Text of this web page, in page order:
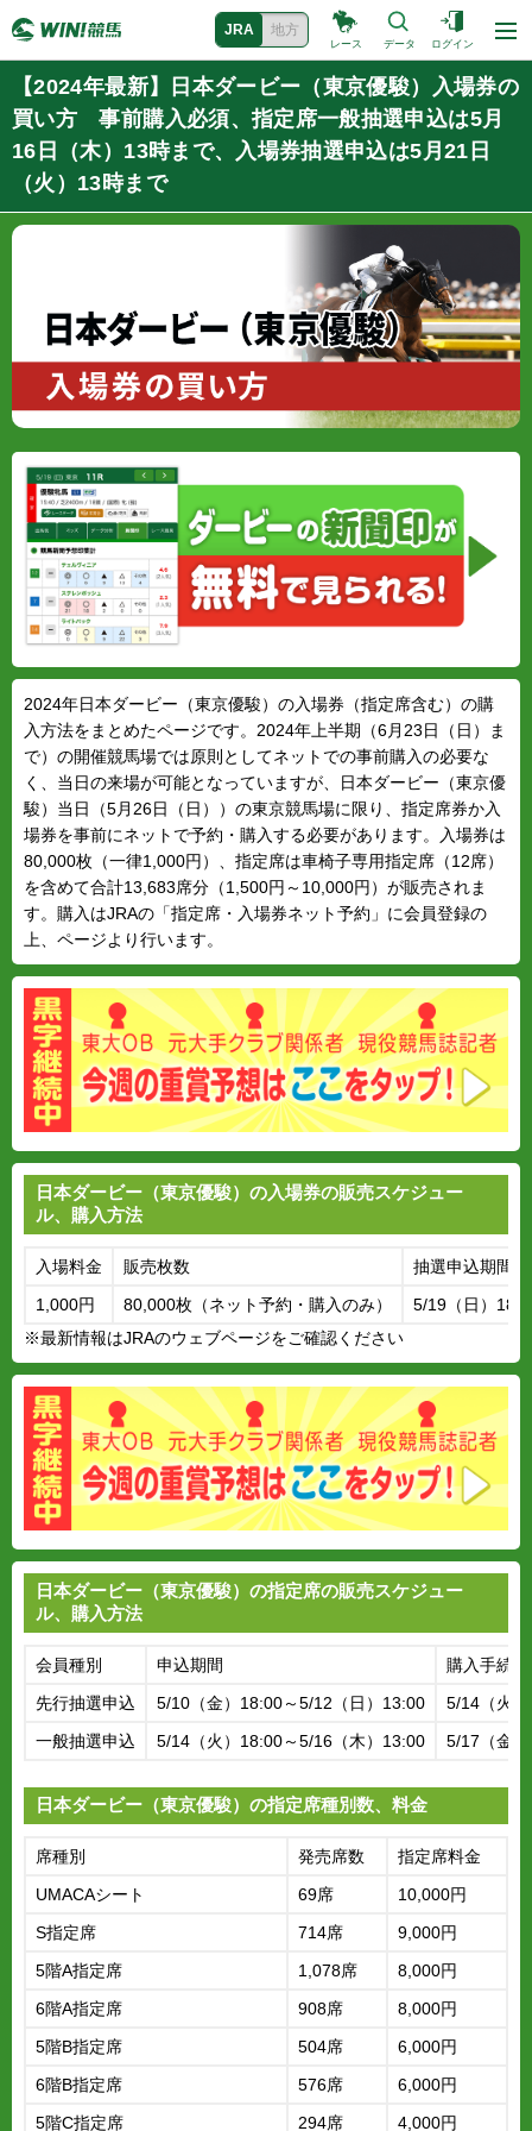
JRA 地方
レース データ ログイン
【2024年最新】日本ダービー（東京優駿）入場券の
買い方 事前購入必須、指定席一般抽選申込は5月
16日（木）13時まで、入場券抽選申込は5月21日
（火）13時まで
2024年日本ダービー（東京優駿）の入場券（指定席含む）の購
入方法をまとめたページです。2024年上半期（6月23日（日）ま
で）の開催競馬場では原則としてネットでの事前購入の必要な
く、当日の来場が可能となっていますが、日本ダービー（東京優
駿）当日（5月26日（日））の東京競馬場に限り、指定席券か入
場券を事前にネットで予約・購入する必要があります。入場券は
80,000枚（一律1,000円）、指定席は車椅子専用指定席（12席）
を含めて合計13,683席分（1,500円～10,000円）が販売されま
す。購入はJRAの「指定席・入場券ネット予約」に会員登録の
上、ページより行います。
日本ダービー（東京優駿）の入場券の販売スケジュー
ル、購入方法
入場料金 販売枚数
抽選申込期間
1,000円
80,000枚（ネット予約・購入のみ）
5/19（日）
※最新情報はJRAのウェブページをご確認ください
日本ダービー（東京優駿）の指定席の販売スケジュー
ル、購入方法
会員種別 申込期間
購入手続
先行抽選申込
5/10（金）18:00～5/12（日）13:00
5/14（火
一般抽選申込
5/14（火）18:00～5/16（木）13:00 5/17（金
日本ダービー（東京優駿）の指定席種別数、料金
席種別 発売席数
指定席料金
UMACAシート
69席
10,000円
S指定席
714席
9,000円
5階A指定席
1,078席
8,000円
6階A指定席
908席
8,000円
5階B指定席
504席
6,000円
6階B指定席
576席
6,000円
5階C指定席
294席 4,000円